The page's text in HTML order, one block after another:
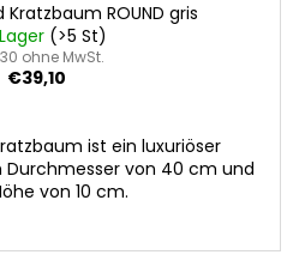
ROUND gris
(>5 St)
ohne MwSt.
€39,10
ist ein luxuriöser
von 40 cm und
von 10 cm.